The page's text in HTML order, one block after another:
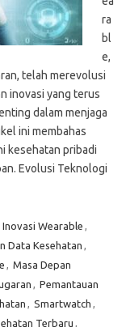
ra
bl
e,
telah merevolusi
inovasi yang terus
dalam menjaga
ini membahas
kesehatan pribadi
Evolusi Teknologi
Inovasi Wearable ,
Data Kesehatan ,
, Masa Depan
, Pemantauan
, Smartwatch ,
Terbaru ,